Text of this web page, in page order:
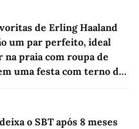
de Erling Haaland
um par perfeito, ideal
na praia com roupa de
uma festa com terno de
o SBT após 8 meses